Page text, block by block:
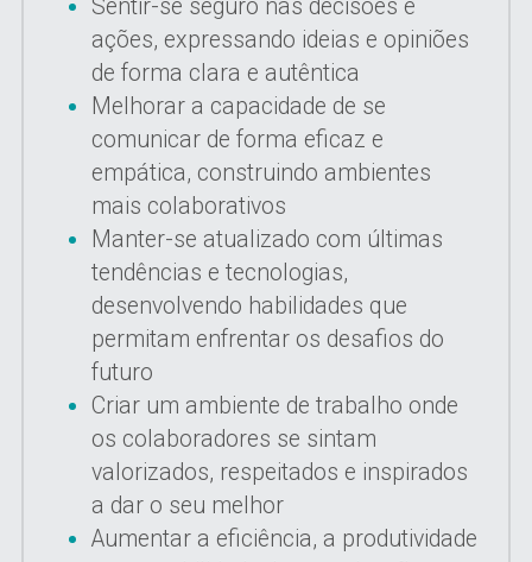
Sentir-se seguro nas decisões e
ações, expressando ideias e opiniões
de forma clara e autêntica
Melhorar a capacidade de se
comunicar de forma eficaz e
empática, construindo ambientes
mais colaborativos
Manter-se atualizado com últimas
tendências e tecnologias,
desenvolvendo habilidades que
permitam enfrentar os desafios do
futuro
Criar um ambiente de trabalho onde
os colaboradores se sintam
valorizados, respeitados e inspirados
a dar o seu melhor
Aumentar a eficiência, a produtividade